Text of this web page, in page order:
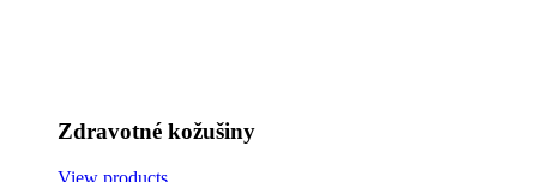
Zdravotné kožušiny
View products